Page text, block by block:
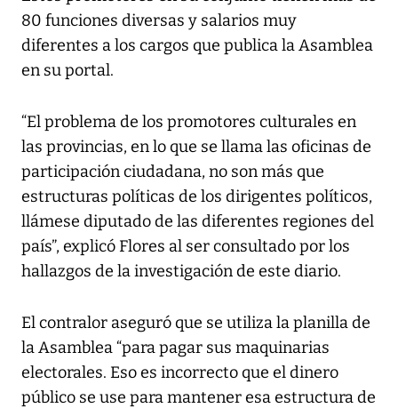
80 funciones diversas y salarios muy
diferentes a los cargos que publica la Asamblea
en su portal.
“El problema de los promotores culturales en
las provincias, en lo que se llama las oficinas de
participación ciudadana, no son más que
estructuras políticas de los dirigentes políticos,
llámese diputado de las diferentes regiones del
país”, explicó Flores al ser consultado por los
hallazgos de la investigación de este diario.
El contralor aseguró que se utiliza la planilla de
la Asamblea “para pagar sus maquinarias
electorales. Eso es incorrecto que el dinero
público se use para mantener esa estructura de